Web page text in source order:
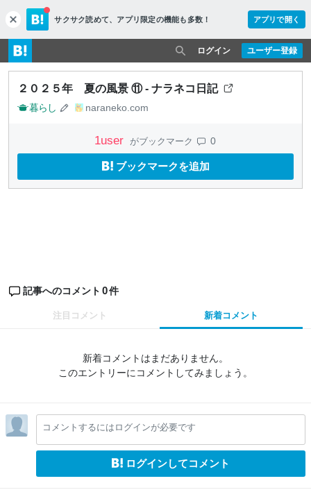
c
l
o
s
e
サクサク読めて、 アプリ限定の機能も多数！ アプリで開く
ユーザー登録
ログイン
２０２５年 夏の風景 ⑪ - ナラネコ日記
暮らし naraneko.com
1user がブックマーク 0
ブックマークを追加
記事へのコメント 0件
注目コメント 新着コメント
新着コメントはまだありません。
このエントリーにコメントしてみましょう。
コメントするにはログインが必要です
ログインしてコメント